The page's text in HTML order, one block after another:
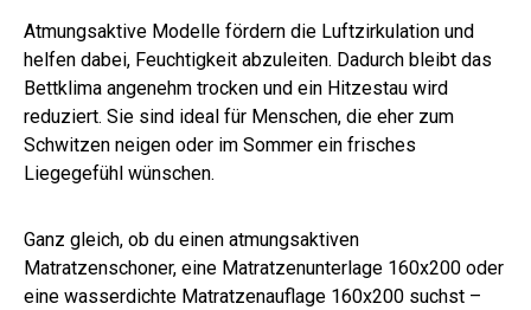
Atmungsaktive Modelle fördern die Luftzirkulation und
helfen dabei, Feuchtigkeit abzuleiten. Dadurch bleibt das
Bettklima angenehm trocken und ein Hitzestau wird
reduziert. Sie sind ideal für Menschen, die eher zum
Schwitzen neigen oder im Sommer ein frisches
Liegegefühl wünschen.
Ganz gleich, ob du einen atmungsaktiven
Matratzenschoner, eine Matratzenunterlage 160x200 oder
eine wasserdichte Matratzenauflage 160x200 suchst –